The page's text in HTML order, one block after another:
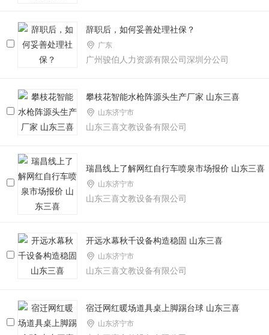
辞职后，如何妥善处理社保？
广东
广州骏伯人力资源有限公司深圳分公司
攀枝花智能水枪阵源头生产厂家 山东三喜
山东济宁市
山东三喜文教设备有限公司
瑞昌线上了解网红自行车喷泉市场报价 山东三喜
山东济宁市
山东三喜文教设备有限公司
开远水幕秋千设备构造稳固 山东三喜
山东济宁市
山东三喜文教设备有限公司
宿迁网红暖场道具桌上脚踢台球 山东三喜
山东济宁市